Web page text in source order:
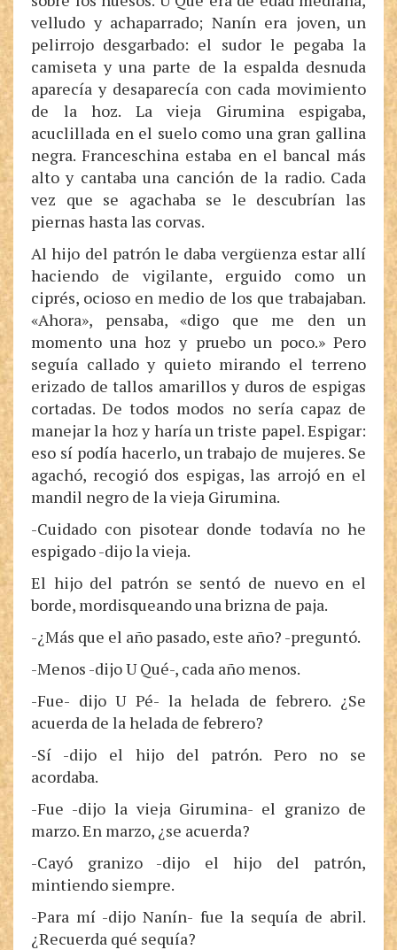
velludo y achaparrado; Nanín era joven, un
pelirrojo desgarbado: el sudor le pegaba la
camiseta y una parte de la espalda desnuda
aparecía y desaparecía con cada movimiento
de la hoz. La vieja Girumina espigaba,
acuclillada en el suelo como una gran gallina
negra. Franceschina estaba en el bancal más
alto y cantaba una canción de la radio. Cada
vez que se agachaba se le descubrían las
piernas hasta las corvas.
Al hijo del patrón le daba vergüenza estar allí
haciendo de vigilante, erguido como un
ciprés, ocioso en medio de los que trabajaban.
«Ahora», pensaba, «digo que me den un
momento una hoz y pruebo un poco.» Pero
seguía callado y quieto mirando el terreno
erizado de tallos amarillos y duros de espigas
cortadas. De todos modos no sería capaz de
manejar la hoz y haría un triste papel. Espigar:
eso sí podía hacerlo, un trabajo de mujeres. Se
agachó, recogió dos espigas, las arrojó en el
mandil negro de la vieja Girumina.
-Cuidado con pisotear donde todavía no he
espigado -dijo la vieja.
El hijo del patrón se sentó de nuevo en el
borde, mordisqueando una brizna de paja.
-¿Más que el año pasado, este año? -preguntó.
-Menos -dijo U Qué-, cada año menos.
-Fue- dijo U Pé- la helada de febrero. ¿Se
acuerda de la helada de febrero?
-Sí -dijo el hijo del patrón. Pero no se
acordaba.
-Fue -dijo la vieja Girumina- el granizo de
marzo. En marzo, ¿se acuerda?
-Cayó granizo -dijo el hijo del patrón,
mintiendo siempre.
-Para mí -dijo Nanín- fue la sequía de abril.
¿Recuerda qué sequía?